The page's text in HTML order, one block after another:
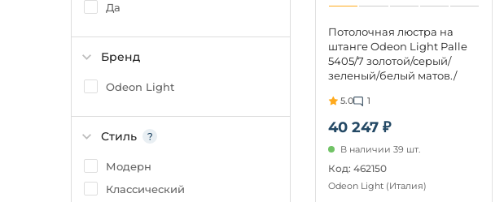
Да
Бренд
Odeon Light
Стиль
Модерн
Классический
40 247 ₽
Потолочная люстра на
штанге Odeon Light Palle
5405/7 золотой/серый/
зеленый/белый матов./
E14 7*40W (220V, подвески,
шарики, молекулы)
5.0 1
В наличии 39 шт.
Код: 462150
Odeon Light (Италия)